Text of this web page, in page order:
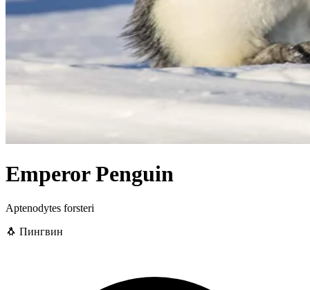
Emperor Penguin
Aptenodytes forsteri
🐧 Пингвин